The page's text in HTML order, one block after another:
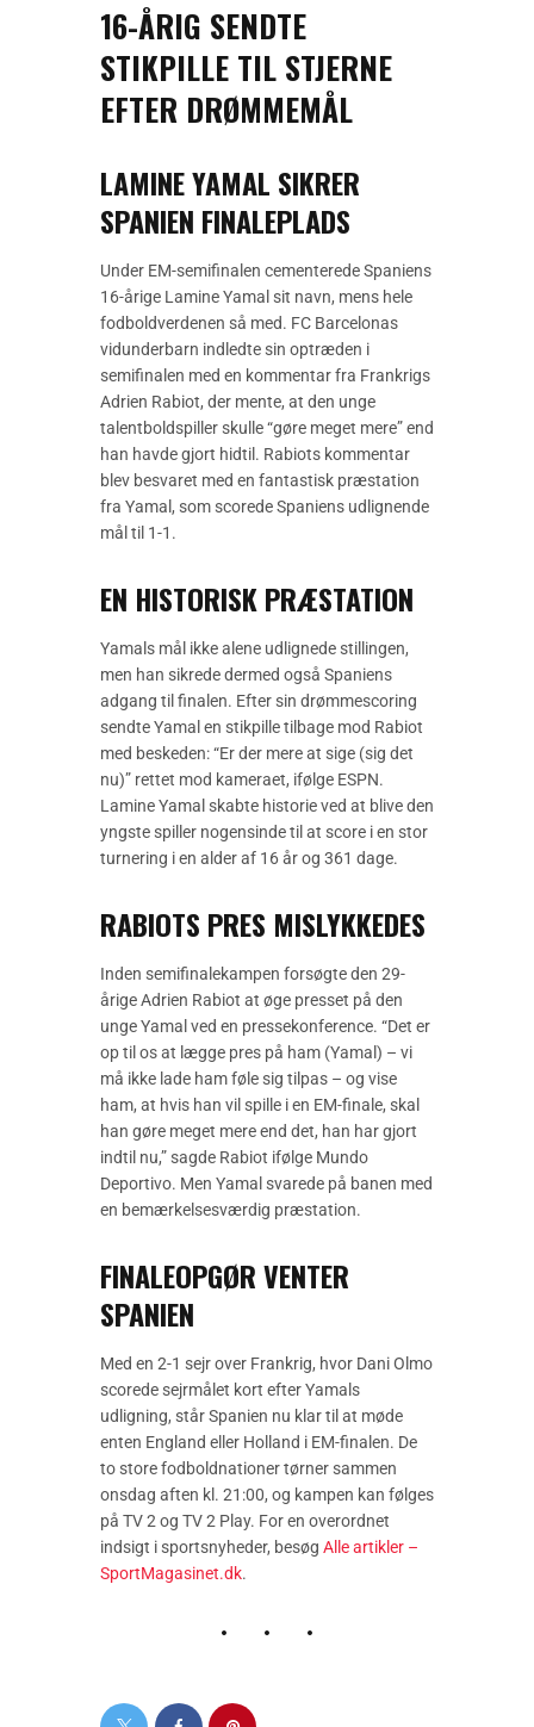
16-ÅRIG SENDTE
STIKPILLE TIL STJERNE
EFTER DRØMMEMÅL
LAMINE YAMAL SIKRER
SPANIEN FINALEPLADS
Under EM-semifinalen cementerede Spaniens
16-årige Lamine Yamal sit navn, mens hele
fodboldverdenen så med. FC Barcelonas
vidunderbarn indledte sin optræden i
semifinalen med en kommentar fra Frankrigs
Adrien Rabiot, der mente, at den unge
talentboldspiller skulle “gøre meget mere” end
han havde gjort hidtil. Rabiots kommentar
blev besvaret med en fantastisk præstation
fra Yamal, som scorede Spaniens udlignende
mål til 1-1.
EN HISTORISK PRÆSTATION
Yamals mål ikke alene udlignede stillingen,
men han sikrede dermed også Spaniens
adgang til finalen. Efter sin drømmescoring
sendte Yamal en stikpille tilbage mod Rabiot
med beskeden: “Er der mere at sige (sig det
nu)” rettet mod kameraet, ifølge ESPN.
Lamine Yamal skabte historie ved at blive den
yngste spiller nogensinde til at score i en stor
turnering i en alder af 16 år og 361 dage.
RABIOTS PRES MISLYKKEDES
Inden semifinalekampen forsøgte den 29-
årige Adrien Rabiot at øge presset på den
unge Yamal ved en pressekonference. “Det er
op til os at lægge pres på ham (Yamal) – vi
må ikke lade ham føle sig tilpas – og vise
ham, at hvis han vil spille i en EM-finale, skal
han gøre meget mere end det, han har gjort
indtil nu,” sagde Rabiot ifølge Mundo
Deportivo. Men Yamal svarede på banen med
en bemærkelsesværdig præstation.
FINALEOPGØR VENTER
SPANIEN
Med en 2-1 sejr over Frankrig, hvor Dani Olmo
scorede sejrmålet kort efter Yamals
udligning, står Spanien nu klar til at møde
enten England eller Holland i EM-finalen. De
to store fodboldnationer tørner sammen
onsdag aften kl. 21:00, og kampen kan følges
på TV 2 og TV 2 Play. For en overordnet
indsigt i sportsnyheder, besøg Alle artikler –
SportMagasinet.dk.